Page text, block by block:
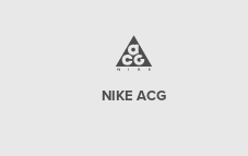
NIKE ACG